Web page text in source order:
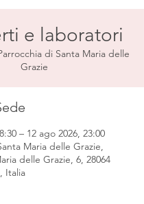
e laboratori
di Santa Maria delle
Grazie
– 12 ago 2026, 23:00
Maria delle Grazie,
delle Grazie, 6, 28064
Italia